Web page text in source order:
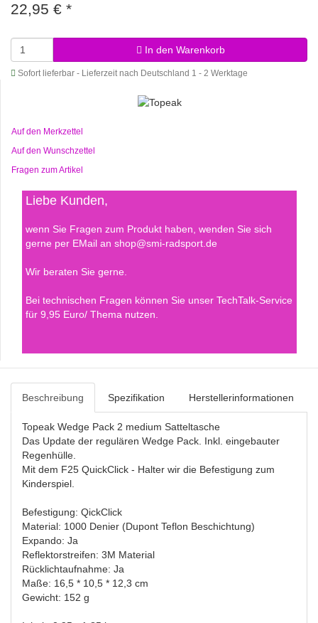
22,95 € *
In den Warenkorb
Sofort lieferbar - Lieferzeit nach Deutschland 1 - 2 Werktage
Auf den Merkzettel
Auf den Wunschzettel
Fragen zum Artikel
Liebe Kunden,
wenn Sie Fragen zum Produkt haben, wenden Sie sich
gerne per EMail an shop@smi-radsport.de
Wir beraten Sie gerne.
Bei technischen Fragen können Sie unser TechTalk-Service
für 9,95 Euro/ Thema nutzen.
Beschreibung Spezifikation Herstellerinformationen
Topeak Wedge Pack 2 medium Satteltasche
Das Update der regulären Wedge Pack. Inkl. eingebauter
Regenhülle.
Mit dem F25 QuickClick - Halter wir die Befestigung zum
Kinderspiel.
Befestigung: QickClick
Material: 1000 Denier (Dupont Teflon Beschichtung)
Expando: Ja
Reflektorstreifen: 3M Material
Rücklichtaufnahme: Ja
Maße: 16,5 * 10,5 * 12,3 cm
Gewicht: 152 g